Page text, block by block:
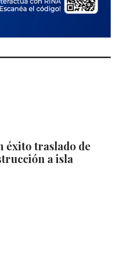
éxito traslado de
a isla